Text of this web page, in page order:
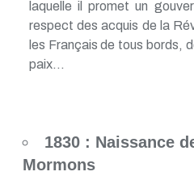
laquelle il promet un
respect des acquis de la
les Français de tous bords,
paix...
1830 : Naissance
Mormons